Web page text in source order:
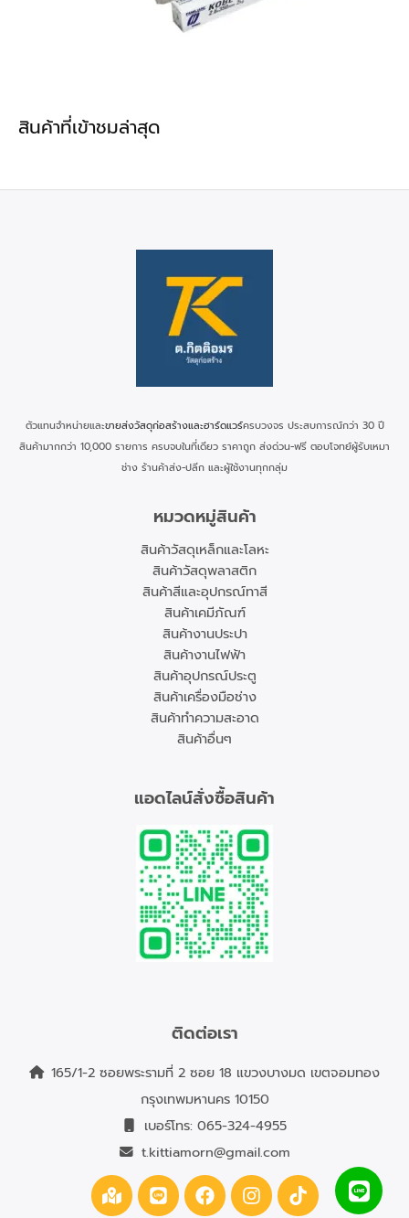
สินค้าที่เข้าชมล่าสุด
ตัวแทนจำหน่ายและขายส่งวัสดุก่อสร้างและฮาร์ดแวร์ครบวงจร ประสบการณ์กว่า 30 ปี
สินค้ามากกว่า 10,000 รายการ ครบจบในที่เดียว ราคาถูก ส่งด่วน-ฟรี ตอบโจทย์ผู้รับเหมา
ช่าง ร้านค้าส่ง-ปลีก และผู้ใช้งานทุกกลุ่ม
หมวดหมู่สินค้า
สินค้าวัสดุเหล็กและโลหะ
สินค้าวัสดุพลาสติก
สินค้าสีและอุปกรณ์ทาสี
สินค้าเคมีภัณฑ์
สินค้างานประปา
สินค้างานไฟฟ้า
สินค้าอุปกรณ์ประตู
สินค้าเครื่องมือช่าง
สินค้าทำความสะอาด
สินค้าอื่นๆ
แอดไลน์สั่งซื้อสินค้า
ติดต่อเรา
165/1-2 ซอยพระรามที่ 2 ซอย 18 แขวงบางมด เขตจอมทอง
กรุงเทพมหานคร 10150
เบอร์โทร: 065-324-4955
t.kittiamorn@gmail.com